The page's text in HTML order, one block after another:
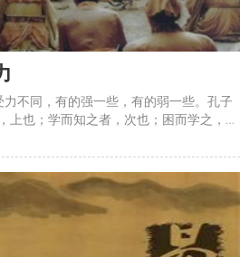
不同，有的强一些，有的弱一些。孔子
上也；学而知之者，次也；困而学之，又
习，主动借助他人启发而感知到万物之
学习，这是更低等的智慧